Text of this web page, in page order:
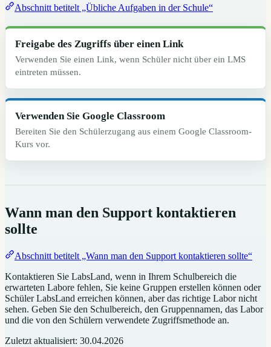
Abschnitt betitelt „Übliche Aufgaben in der Schule“
Freigabe des Zugriffs über einen Link
Verwenden Sie einen Link, wenn Schüler nicht über ein LMS
eintreten müssen.
Verwenden Sie Google Classroom
Bereiten Sie den Schülerzugang aus einem Google Classroom-
Kurs vor.
Wann man den Support kontaktieren
sollte
Abschnitt betitelt „Wann man den Support kontaktieren sollte“
Kontaktieren Sie LabsLand, wenn in Ihrem Schulbereich die
erwarteten Labore fehlen, Sie keine Gruppen erstellen können oder
Schüler LabsLand erreichen können, aber das richtige Labor nicht
sehen. Geben Sie den Schulbereich, den Gruppennamen, das Labor
und die von den Schülern verwendete Zugriffsmethode an.
Zuletzt aktualisiert: 30.04.2026